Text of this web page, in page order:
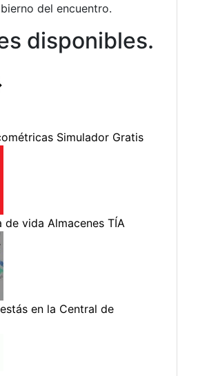
del encuentro.
disponibles.